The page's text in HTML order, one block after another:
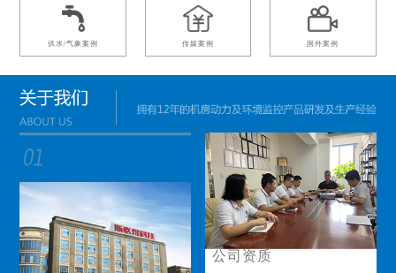
供水/气象案例 传媒案例 国外案例
公司资质